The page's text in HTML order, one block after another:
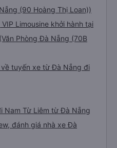
(90 Hoàng Thị Loan))
Limousine khởi hành tại
Phòng Đà Nẵng (70B
tuyến xe từ Đà Nẵng đi
Nam Từ Liêm từ Đà Nẵng
đánh giá nhà xe Đà